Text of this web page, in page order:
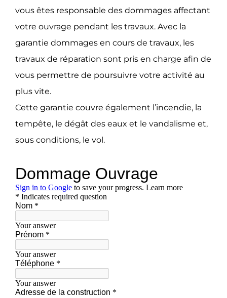
vous êtes responsable des dommages affectant
votre ouvrage pendant les travaux. Avec la
garantie dommages en cours de travaux, les
travaux de réparation sont pris en charge afin de
vous permettre de poursuivre votre activité au
plus vite.
Cette garantie couvre également l’incendie, la
tempête, le dégât des eaux et le vandalisme et,
sous conditions, le vol.